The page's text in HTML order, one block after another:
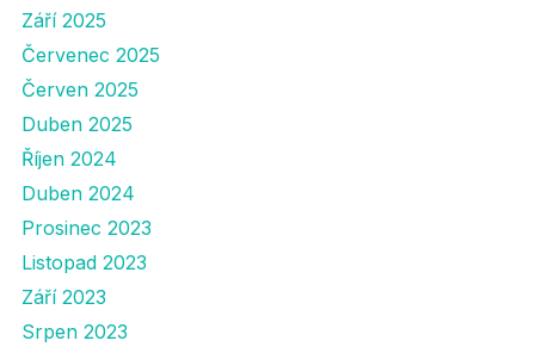
Září 2025
Červenec 2025
Červen 2025
Duben 2025
Říjen 2024
Duben 2024
Prosinec 2023
Listopad 2023
Září 2023
Srpen 2023